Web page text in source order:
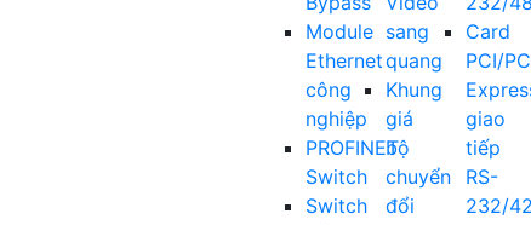
Module
Ethernet
công
nghiệp
PROFINET
Switch
Switch
sang
quang
Khung
giá
bộ
chuyển
đổi
Card
PCI/
giao
tiếp
RS-
232/